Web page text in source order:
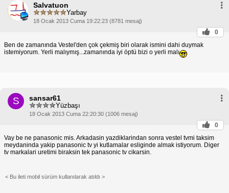
Salvatuon
Yarbay
18 Ocak 2013 Cuma 19:22:23 (8781 mesaj)
0
Ben de zamanında Vestel'den çok çekmiş biri olarak ismini dahi duymak
istemiyorum. Yerli malıymış...zamanında iyi öptü bizi o yerli malı
S sansar61
Yüzbaşı
18 Ocak 2013 Cuma 22:20:30 (1006 mesaj)
0
Vay be ne panasonic mis. Arkadasin yazdiklarindan sonra vestel tvmi taksim
meydaninda yakip panasonic tv yi kutlamalar esliginde almak istiyorum. Diger
tv markalari uretimi biraksin tek panasonic tv cikarsin.
< Bu ileti mobil sürüm kullanılarak atıldı >